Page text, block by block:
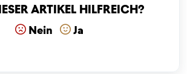
Artikel hilfreich?
Nein Ja